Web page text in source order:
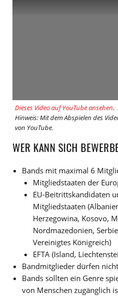
Dieses Video auf YouTube ansehen.
Hinweis: Mit dem Abspielen des
von YouTube.
WER KANN SICH
Bands mit maximal 6
Mitgliedstaaten der
EU-Beitrittskandidaten
Mitgliedstaaten
Herzegowina, Kosovo,
Nordmazedonien,
Vereinigtes Königreich)
EFTA (Island,
Bandmitglieder dürfen
Bands sollten ein Genre
von Menschen zugänglich